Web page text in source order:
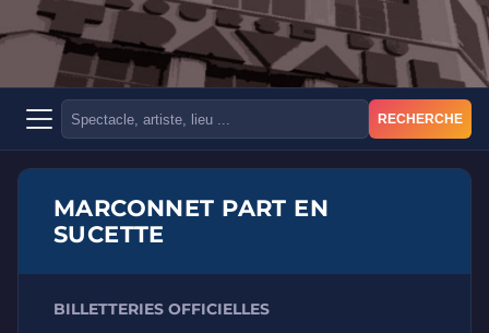
RECHERCHE
MARCONNET PART EN
SUCETTE
BILLETTERIES OFFICIELLES